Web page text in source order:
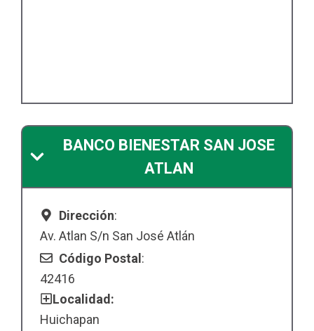
BANCO BIENESTAR SAN JOSE
ATLAN
Dirección:
Av. Atlan S/n San José Atlán
Código Postal:
42416
Localidad:
Huichapan